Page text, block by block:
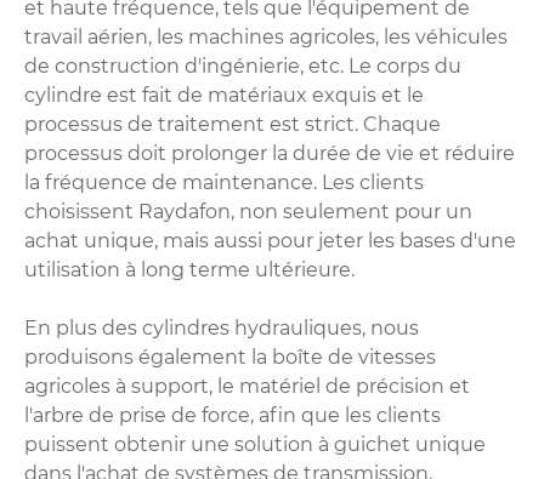
et haute fréquence, tels que l'équipement de
travail aérien, les machines agricoles, les véhicules
de construction d'ingénierie, etc. Le corps du
cylindre est fait de matériaux exquis et le
processus de traitement est strict. Chaque
processus doit prolonger la durée de vie et réduire
la fréquence de maintenance. Les clients
choisissent Raydafon, non seulement pour un
achat unique, mais aussi pour jeter les bases d'une
utilisation à long terme ultérieure.
En plus des cylindres hydrauliques, nous
produisons également la boîte de vitesses
agricoles à support, le matériel de précision et
l'arbre de prise de force, afin que les clients
puissent obtenir une solution à guichet unique
dans l'achat de systèmes de transmission,